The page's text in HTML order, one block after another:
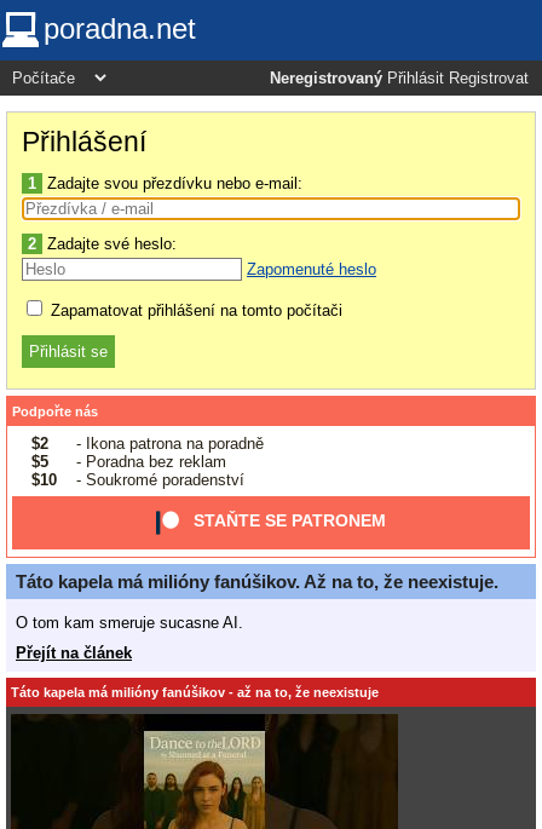
poradna.net
Neregistrovaný Přihlásit Registrovat
Přihlášení
1 Zadajte svou přezdívku nebo e-mail:
2 Zadajte své heslo:
Zapomenuté heslo
Zapamatovat přihlášení na tomto počítači
Podpořte nás
$2
- Ikona patrona na poradně
$5
- Poradna bez reklam
$10
- Soukromé poradenství
STAŇTE SE PATRONEM
Táto kapela má milióny fanúšikov. Až na to, že neexistuje.
O tom kam smeruje sucasne AI.
Přejít na článek
Táto kapela má milióny fanúšikov - až na to, že neexistuje